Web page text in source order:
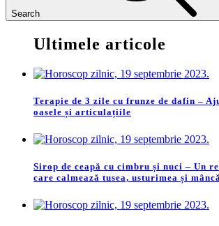
Search
Ultimele articole
Terapie de 3 zile cu frunze de dafin –
oasele și articulațiile
Sirop de ceapă cu cimbru și nuci – Un
care calmează tusea, usturimea și